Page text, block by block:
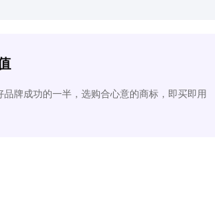
品牌成功的一半，选购合心意的商标，即买即用